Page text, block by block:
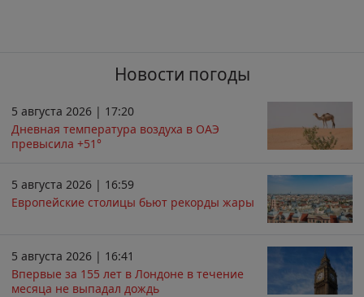
Новости погоды
5 августа 2026 | 17:20
Дневная температура воздуха в ОАЭ
превысила +51°
5 августа 2026 | 16:59
Европейские столицы бьют рекорды жары
5 августа 2026 | 16:41
Впервые за 155 лет в Лондоне в течение
месяца не выпадал дождь